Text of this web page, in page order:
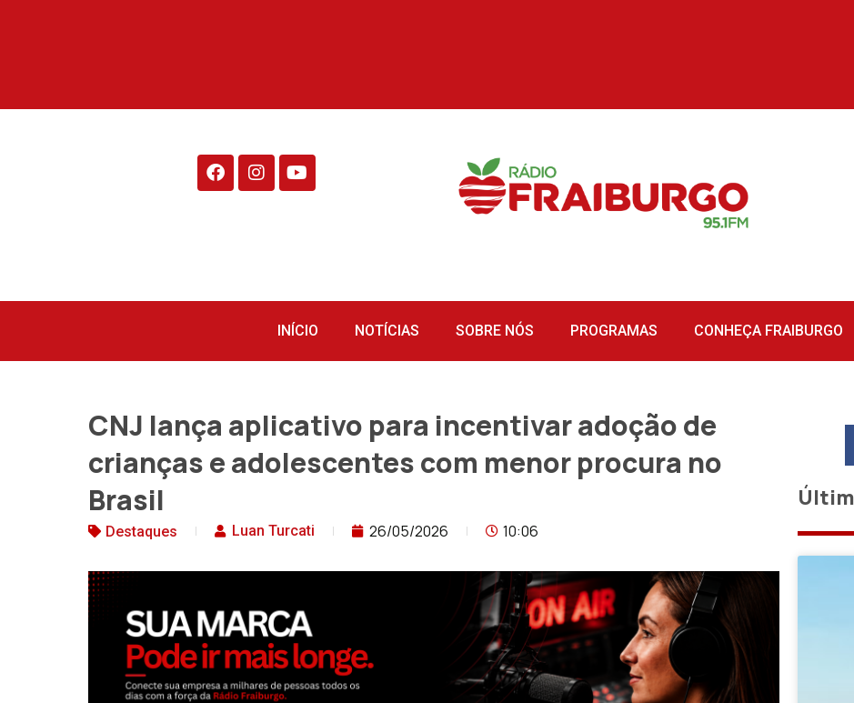
INÍCIO NOTÍCIAS SOBRE NÓS PROGRAMAS CONHEÇA FRAIBURGO
CNJ lança aplicativo para incentivar adoção de
crianças e adolescentes com menor procura no
Brasil
Destaques Luan Turcati 26/05/2026 10:06